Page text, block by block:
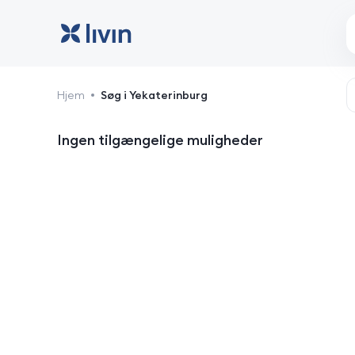
Yekaterinburg:
Hjem Søg i Yekaterinburg
Ingen tilgængelige muligheder